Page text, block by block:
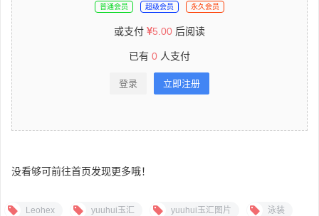
普通会员 超级会员 永久会员
或支付 5.00 后阅读
已有 0 人支付
登录 立即注册
没看够可前往首页发现更多哦！
Leohex yuuhui玉汇 yuuhui玉汇图片 泳装